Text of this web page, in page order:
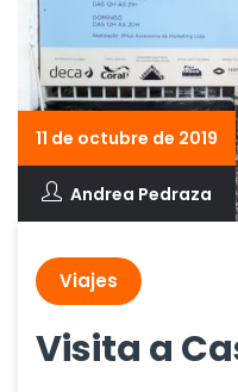
11 de octubre de 2019
Andrea Pedraza
Viajes
Visita a